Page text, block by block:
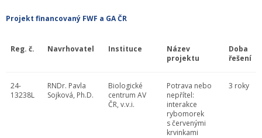
Projekt financovaný FWF a GA ČR
Reg. č. Navrhovatel Instituce
Název
projektu
Doba
řešení
24-
13238L
RNDr. Pavla
Sojková, Ph.D.
Biologické
centrum AV
ČR, v.v.i.
Potrava nebo
nepřítel:
interakce
rybomorek
s červenými
krvinkami
3 roky